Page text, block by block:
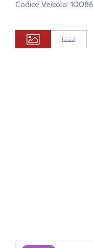
Codice Veicolo: